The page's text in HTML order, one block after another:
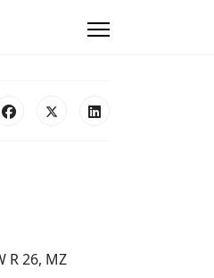
R 26, MZ